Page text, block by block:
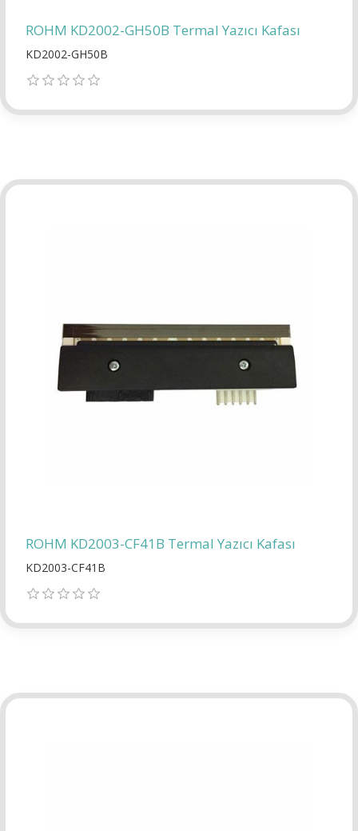
ROHM KD2002-GH50B Termal Yazıcı Kafası
KD2002-GH50B
ROHM KD2003-CF41B Termal Yazıcı Kafası
KD2003-CF41B